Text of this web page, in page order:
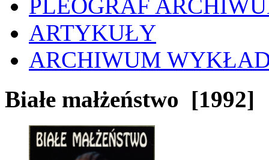
PLEOGRAF
ARTYKUŁY
ARCHIWUM
Białe małżeństwo [1992]